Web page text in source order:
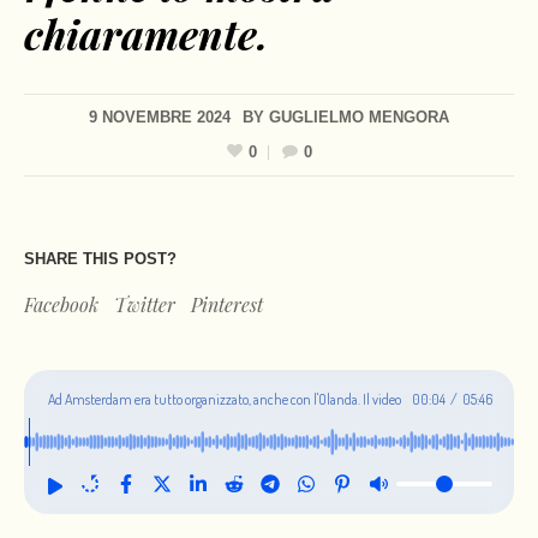
chiaramente.
9 NOVEMBRE 2024 BY GUGLIELMO MENGORA
0
0
SHARE THIS POST?
Facebook Twitter Pinterest
Ad Amsterdam era tutto organizzato, anche con l'Olanda. Il video
di un 14enne lo mostra chiaramente.
00:05 / 05:46